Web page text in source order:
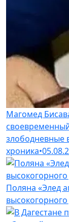
Магомед
злободневные
хроника•
Поляна «Элед
высокогорного